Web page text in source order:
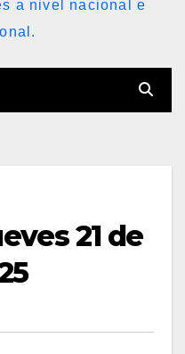
a nivel nacional e
21 de